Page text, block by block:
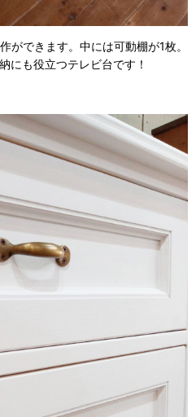
ができます。中には可動棚が1枚。
にも役立つテレビ台です！